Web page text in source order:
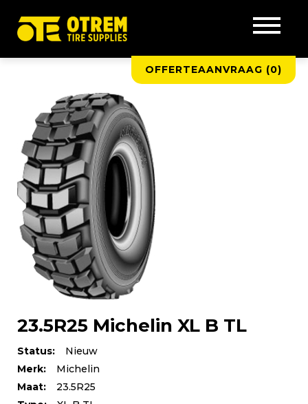
OFFERTEAANVRAAG (0)
23.5R25 Michelin XL B TL
Status:
Nieuw
Merk:
Michelin
Maat:
23.5R25